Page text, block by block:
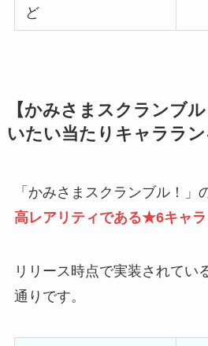
ど
【かみさまスクランブ
いたい当たりキャララ
「かみさまスクランブル！」
高レアリティである★6キャラ
リリース時点で実装されて
通りです。